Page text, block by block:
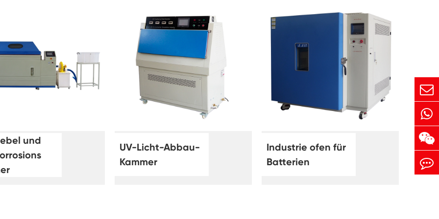
Wärme kalte Feuchtigkeit kammer
Temperatur kammer
Reichweite-In der Umwelt kammer
Ausrüstung für beschleunigte
und
UV-Licht-Abbau-
Kammer
Industrie ofen für
Batterien